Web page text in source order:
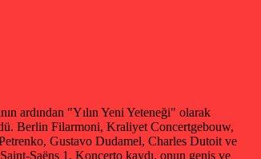
ardından "Yılın Yeni Yeteneği" olarak
Berlin Filarmoni, Kraliyet Concertgebouw,
Gustavo Dudamel, Charles Dutoit ve
Saëns 1. Konçerto kaydı, onun geniş ve